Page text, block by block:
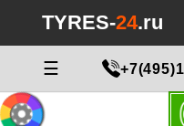
TYRES-24.ru
☰